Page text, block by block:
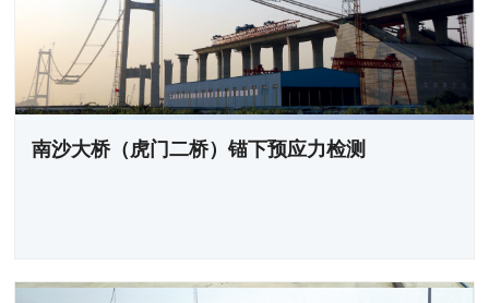
南沙大桥（虎门二桥）锚下预应力检测